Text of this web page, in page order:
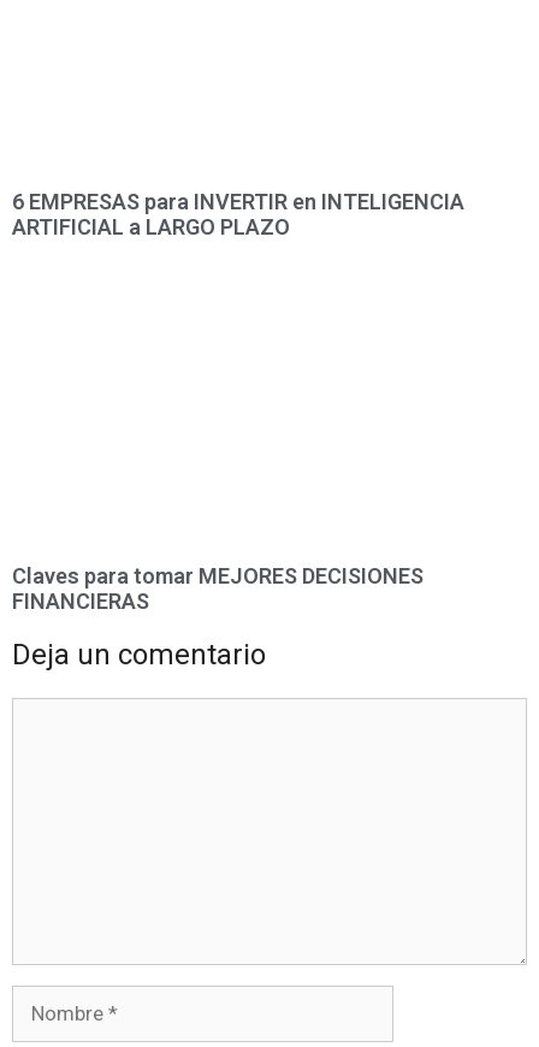
6 EMPRESAS para INVERTIR en INTELIGENCIA
ARTIFICIAL a LARGO PLAZO
Claves para tomar MEJORES DECISIONES
FINANCIERAS
Deja un comentario